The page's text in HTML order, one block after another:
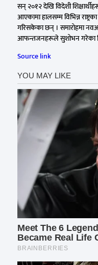
सन् २०१२ देखि विदेशी
आएकामा हालसम्म विभिन्न
गरिसकेका छन् । समारोहमा
आफन्तजनहरूले सुशोभन गरेका
Source link